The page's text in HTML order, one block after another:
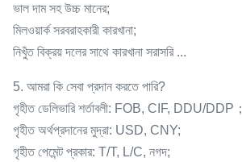
ভাল দাম সহ উচ্চ মানের;
মিলওয়ার্ক সরবরাহকারী কারখানা;
নিখুঁত বিক্রয় দলের সাথে কারখানা সরাসরি ...
5. আমরা কি সেবা প্রদান করতে পারি?
গৃহীত ডেলিভারি শর্তাবলী: FOB, CIF, DDU/DDP；
গৃহীত অর্থপ্রদানের মুদ্রা: USD, CNY;
গৃহীত পেমেন্ট প্রকার: T/T, L/C, নগদ;